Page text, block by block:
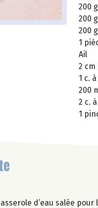
200
200
200
1
Ail
2 cm
1 c.
200
2 c.
1
d’eau salée